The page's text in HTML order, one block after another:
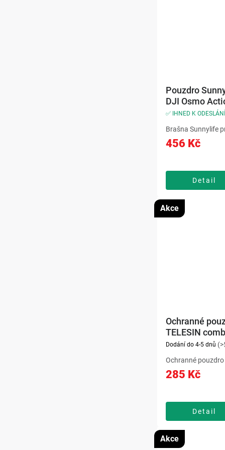
Pouzdro
DJI Osmo
PRO/4/3
✅ IHNED K ODESLÁNÍ
456 Kč
Detail
Brašna Sunnylife
Action 3/4
nabízí pevnou
ochranu kamery i
při přepravě.
Akce
Ochranné
TELESIN
GoPro Hero
Dodání do 4-5 dnů
285 Kč
Detail
Ochranné pouzdro
WTP-905
umožňuje
hloubky 45 metrů a
poškozením. Díky
s...
Akce